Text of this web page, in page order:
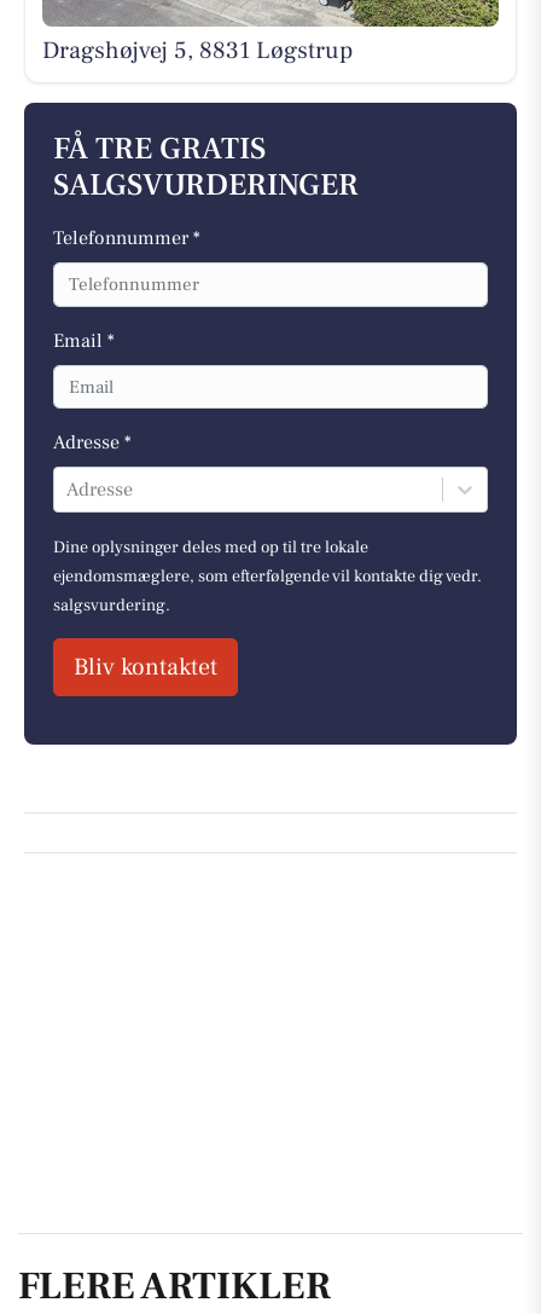
Dragshøjvej 5, 8831 Løgstrup
FÅ TRE GRATIS
SALGSVURDERINGER
Telefonnummer *
Email *
Adresse *
Adresse
Dine oplysninger deles med op til tre lokale
ejendomsmæglere, som efterfølgende vil kontakte dig vedr.
salgsvurdering.
Bliv kontaktet
FLERE ARTIKLER